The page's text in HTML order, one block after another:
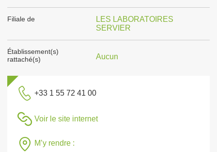
Filiale de
LES LABORATOIRES
SERVIER
Établissement(s)
rattaché(s)
Aucun
+33 1 55 72 41 00
Voir le site internet
M’y rendre :